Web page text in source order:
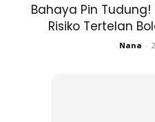
Bahaya Pin Tudung!
Risiko Tertelan
Nana -